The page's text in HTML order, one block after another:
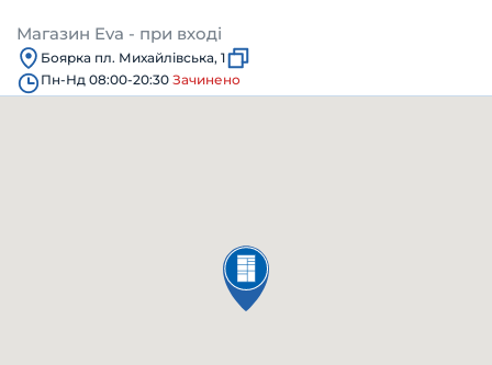
Магазин Eva - при вході
Боярка пл. Михайлівська, 1
Пн-Нд 08:00-20:30 Зачинено